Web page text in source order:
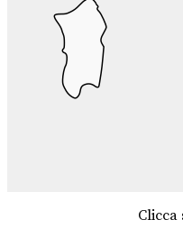
Clicca